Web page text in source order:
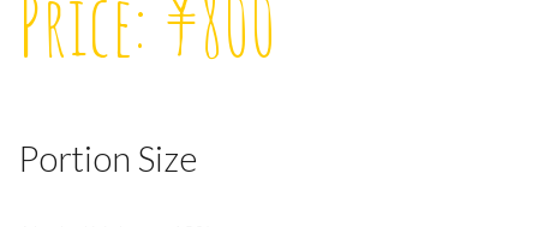
Price: ¥800
Portion Size